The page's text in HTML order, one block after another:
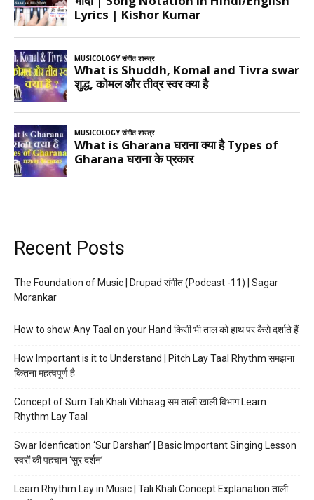
Recent Posts
The Foundation of Music | Drupad संगीत (Podcast -11) | Sagar
Morankar
How to show Any Taal on your Hand किसी भी ताल को हाथ पर कैसे दर्शाते हैं
How Important is it to Understand | Pitch Lay Taal Rhythm समझना
कितना महत्वपूर्ण है
Concept of Sum Tali Khali Vibhaag सम ताली खाली विभाग Learn
Rhythm Lay Taal
Swar Idenfication ‘Sur Darshan’ | Basic Important Singing Lesson
स्वरों की पहचान ‘सुर दर्शन’
Learn Rhythm Lay in Music | Tali Khali Concept Explanation ताली